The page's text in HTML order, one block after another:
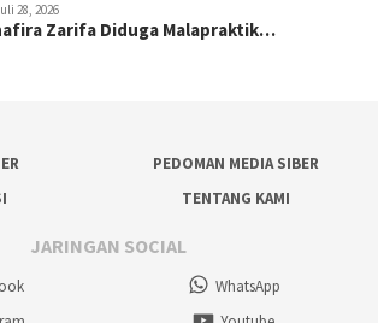
28, 2026
Zarifa Diduga Malapraktik…
PEDOMAN MEDIA SIBER
TENTANG KAMI
JARINGAN SOCIAL
WhatsApp